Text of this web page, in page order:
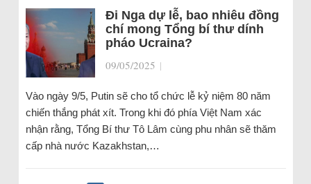
Đi Nga dự lễ, bao nhiêu đồng
chí mong Tổng bí thư dính
pháo Ucraina?
09/05/2025 |
Vào ngày 9/5, Putin sẽ cho tổ chức lễ kỷ niệm 80 năm
chiến thắng phát xít. Trong khi đó phía Việt Nam xác
nhận rằng, Tổng Bí thư Tô Lâm cùng phu nhân sẽ thăm
cấp nhà nước Kazakhstan,…